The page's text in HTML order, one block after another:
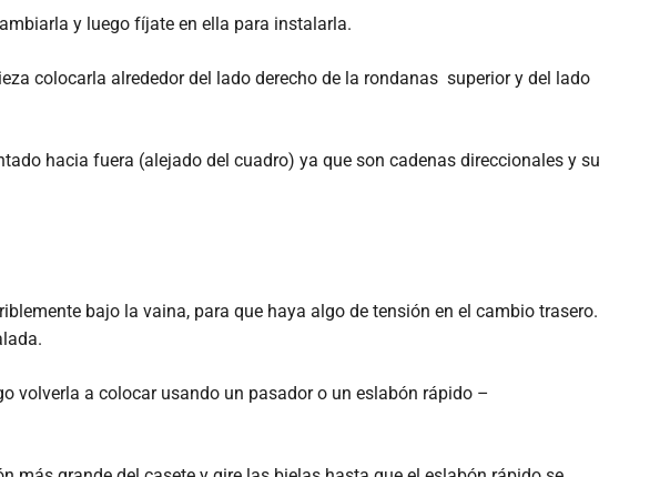
y luego fíjate en ella para instalarla.
colocarla alrededor del lado derecho de la rondanas superior y del lado
hacia fuera (alejado del cuadro) ya que son cadenas direccionales y su
bajo la vaina, para que haya algo de tensión en el cambio trasero.
volverla a colocar usando un pasador o un eslabón rápido –